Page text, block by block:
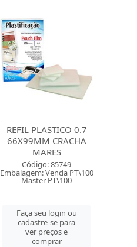
REFIL PLASTICO 0.7
66X99MM CRACHA
MARES
Código: 85749
Embalagem: Venda PT\100
Master PT\100
Faça seu login ou
cadastre-se para
ver preços e
comprar